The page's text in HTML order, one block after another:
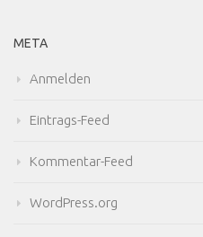
META
Anmelden
Eintrags-Feed
Kommentar-Feed
WordPress.org